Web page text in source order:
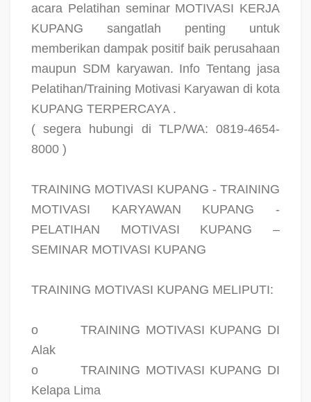
acara Pelatihan seminar MOTIVASI KERJA
KUPANG sangatlah penting untuk
memberikan dampak positif baik perusahaan
maupun SDM karyawan. Info Tentang jasa
Pelatihan/Training Motivasi Karyawan di kota
KUPANG TERPERCAYA .
( segera hubungi di TLP/WA: 0819-4654-
8000 )
TRAINING MOTIVASI KUPANG - TRAINING
MOTIVASI KARYAWAN KUPANG -
PELATIHAN MOTIVASI KUPANG –
SEMINAR MOTIVASI KUPANG
TRAINING MOTIVASI KUPANG MELIPUTI:
o
TRAINING MOTIVASI KUPANG DI
Alak
o
TRAINING MOTIVASI KUPANG DI
Kelapa Lima